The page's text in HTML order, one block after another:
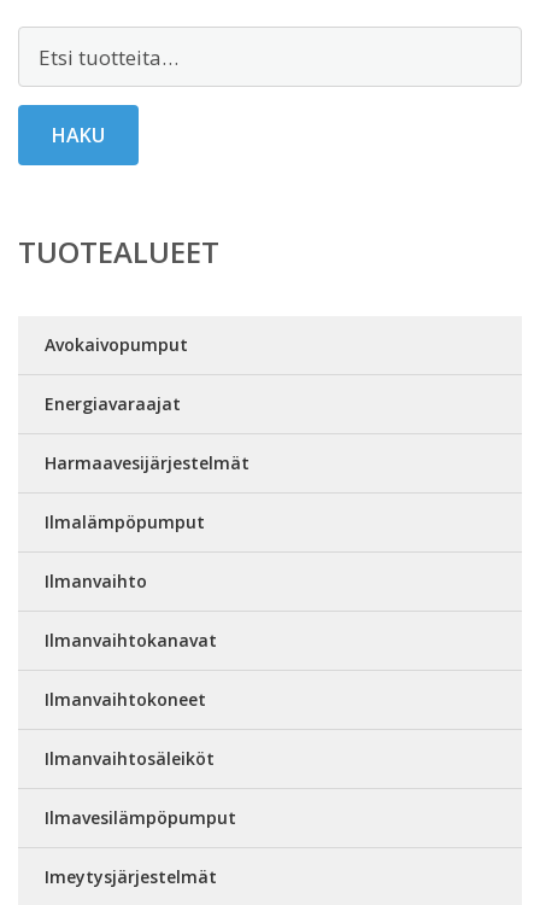
Etsi:
HAKU
TUOTEALUEET
Avokaivopumput
Energiavaraajat
Harmaavesijärjestelmät
Ilmalämpöpumput
Ilmanvaihto
Ilmanvaihtokanavat
Ilmanvaihtokoneet
Ilmanvaihtosäleiköt
Ilmavesilämpöpumput
Imeytysjärjestelmät